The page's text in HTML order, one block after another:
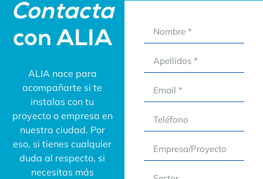
Contacta
con ALIA
ALIA nace para
acompañarte si te
instalas con tu
proyecto o empresa en
nuestra ciudad. Por
eso, si tienes cualquier
duda al respecto, si
necesitas más